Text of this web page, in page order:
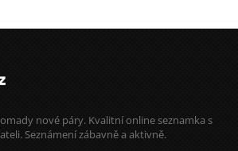
nové páry. Kvalitní online seznamka s
Seznámení zábavně a aktivně.